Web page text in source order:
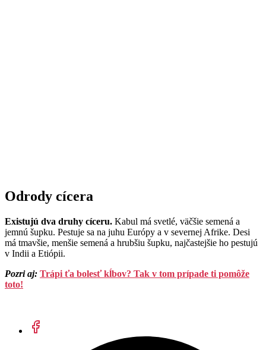
Odrody cícera
Existujú dva druhy cíceru. Kabul má svetlé, väčšie semená a
jemnú šupku. Pestuje sa na juhu Európy a v severnej Afrike. Desi
má tmavšie, menšie semená a hrubšiu šupku, najčastejšie ho pestujú
v Indii a Etiópii.
Pozri aj: Trápi ťa bolesť kĺbov? Tak v tom prípade ti pomôže
toto!